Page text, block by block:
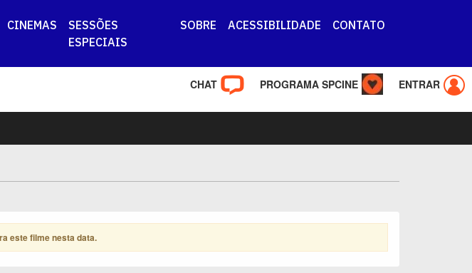
CINEMAS
SESSÕES
ESPECIAIS
SOBRE ACESSIBILIDADE CONTATO